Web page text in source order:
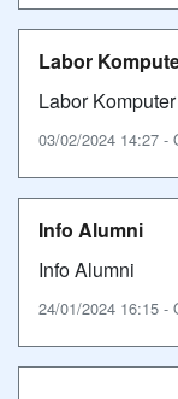
Labor
Labor Komputer
03/02/2024 14:27 -
Info Alumni
Info Alumni
24/01/2024 16:15 -